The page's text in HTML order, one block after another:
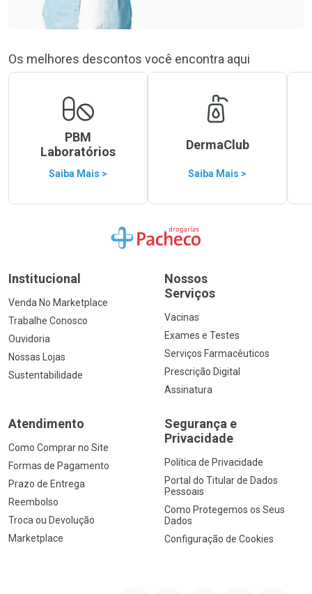
Os melhores descontos você encontra aqui
PBM
Laboratórios
Saiba Mais >
DermaClub
Saiba Mais >
Ir para a Home
Institucional
Venda No Marketplace
Trabalhe Conosco
Ouvidoria
Nossas Lojas
Sustentabilidade
Nossos
Serviços
Vacinas
Exames e Testes
Serviços Farmacêuticos
Prescrição Digital
Assinatura
Atendimento
Como Comprar no Site
Formas de Pagamento
Prazo de Entrega
Reembolso
Troca ou Devolução
Marketplace
Segurança e
Privacidade
Política de Privacidade
Portal do Titular de Dados
Pessoais
Como Protegemos os Seus
Dados
Configuração de Cookies